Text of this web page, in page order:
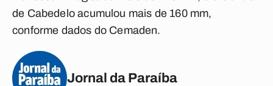
de Cabedelo acumulou mais de 160 mm,
conforme dados do Cemaden.
Jornal da Paraíba